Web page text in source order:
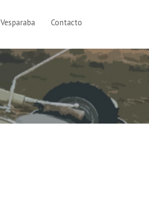
Vesparaba Contacto